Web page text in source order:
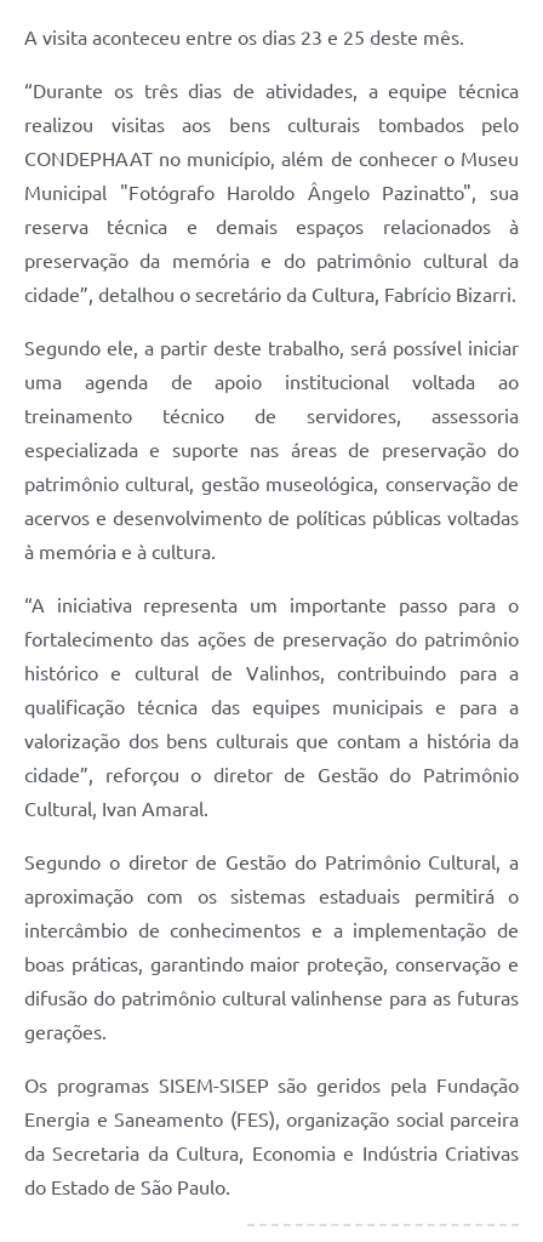
A visita aconteceu entre os dias 23 e 25 deste mês.
“Durante os três dias de atividades, a equipe técnica
realizou visitas aos bens culturais tombados pelo
CONDEPHAAT no município, além de conhecer o Museu
Municipal "Fotógrafo Haroldo Ângelo Pazinatto", sua
reserva técnica e demais espaços relacionados à
preservação da memória e do patrimônio cultural da
cidade”, detalhou o secretário da Cultura, Fabrício Bizarri.
Segundo ele, a partir deste trabalho, será possível iniciar
uma agenda de apoio institucional voltada ao
treinamento técnico de servidores, assessoria
especializada e suporte nas áreas de preservação do
patrimônio cultural, gestão museológica, conservação de
acervos e desenvolvimento de políticas públicas voltadas
à memória e à cultura.
“A iniciativa representa um importante passo para o
fortalecimento das ações de preservação do patrimônio
histórico e cultural de Valinhos, contribuindo para a
qualificação técnica das equipes municipais e para a
valorização dos bens culturais que contam a história da
cidade”, reforçou o diretor de Gestão do Patrimônio
Cultural, Ivan Amaral.
Segundo o diretor de Gestão do Patrimônio Cultural, a
aproximação com os sistemas estaduais permitirá o
intercâmbio de conhecimentos e a implementação de
boas práticas, garantindo maior proteção, conservação e
difusão do patrimônio cultural valinhense para as futuras
gerações.
Os programas SISEM-SISEP são geridos pela Fundação
Energia e Saneamento (FES), organização social parceira
da Secretaria da Cultura, Economia e Indústria Criativas
do Estado de São Paulo.